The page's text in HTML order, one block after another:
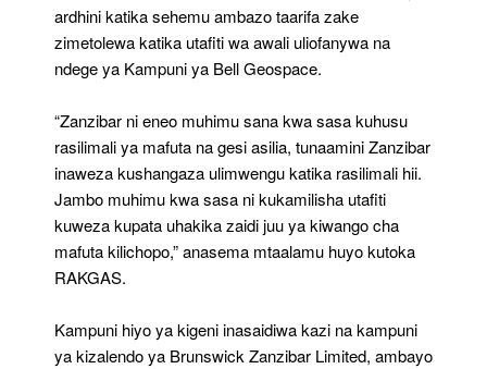
ardhini katika sehemu ambazo taarifa zake
zimetolewa katika utafiti wa awali uliofanywa na
ndege ya Kampuni ya Bell Geospace.
“Zanzibar ni eneo muhimu sana kwa sasa kuhusu
rasilimali ya mafuta na gesi asilia, tunaamini Zanzibar
inaweza kushangaza ulimwengu katika rasilimali hii.
Jambo muhimu kwa sasa ni kukamilisha utafiti
kuweza kupata uhakika zaidi juu ya kiwango cha
mafuta kilichopo,” anasema mtaalamu huyo kutoka
RAKGAS.
Kampuni hiyo ya kigeni inasaidiwa kazi na kampuni
ya kizalendo ya Brunswick Zanzibar Limited, ambayo